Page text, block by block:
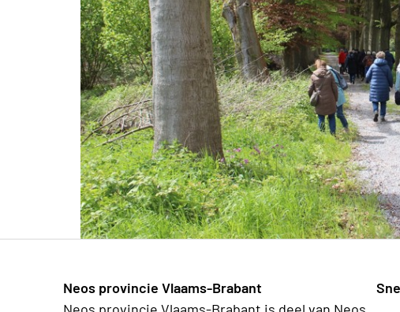
Neos provincie Vlaams-Brabant